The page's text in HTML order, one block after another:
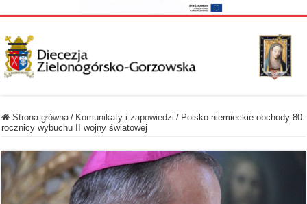
Strona główna / Komunikaty i zapowiedzi / Polsko-niemieckie obchody 80.
rocznicy wybuchu II wojny światowej